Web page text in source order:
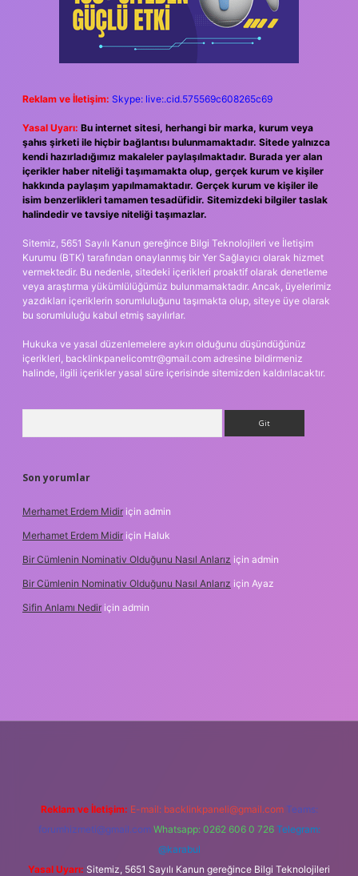
Reklam ve İletişim: Skype: live:.cid.575569c608265c69
Yasal Uyarı: Bu internet sitesi, herhangi bir marka, kurum veya
şahıs şirketi ile hiçbir bağlantısı bulunmamaktadır. Sitede yalnızca
kendi hazırladığımız makaleler paylaşılmaktadır. Burada yer alan
içerikler haber niteliği taşımamakta olup, gerçek kurum ve kişiler
hakkında paylaşım yapılmamaktadır. Gerçek kurum ve kişiler ile
isim benzerlikleri tamamen tesadüfidir. Sitemizdeki bilgiler taslak
halindedir ve tavsiye niteliği taşımazlar.
Sitemiz, 5651 Sayılı Kanun gereğince Bilgi Teknolojileri ve İletişim
Kurumu (BTK) tarafından onaylanmış bir Yer Sağlayıcı olarak hizmet
vermektedir. Bu nedenle, sitedeki içerikleri proaktif olarak denetleme
veya araştırma yükümlülüğümüz bulunmamaktadır. Ancak, üyelerimiz
yazdıkları içeriklerin sorumluluğunu taşımakta olup, siteye üye olarak
bu sorumluluğu kabul etmiş sayılırlar.
Hukuka ve yasal düzenlemelere aykırı olduğunu düşündüğünüz
içerikleri, backlinkpanelicomtr@gmail.com adresine bildirmeniz
halinde, ilgili içerikler yasal süre içerisinde sitemizden kaldırılacaktır.
Son yorumlar
Merhamet Erdem Midir için admin
Merhamet Erdem Midir için Haluk
Bir Cümlenin Nominativ Olduğunu Nasıl Anlarız için admin
Bir Cümlenin Nominativ Olduğunu Nasıl Anlarız için Ayaz
Sifin Anlamı Nedir için admin
Reklam ve İletişim: E-mail: backlinkpaneli@gmail.com Teams:
forumhizmeti@gmail.com Whatsapp: 0262 606 0 726 Telegram:
@karabul
Yasal Uyarı: Sitemiz, 5651 Sayılı Kanun gereğince Bilgi Teknolojileri